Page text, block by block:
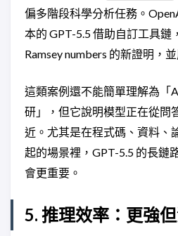
偏多階段科學分析任務。
本的 GPT-5.5 借助自訂工具鏈
Ramsey numbers 的新證明，
這類案例還不能簡單理解為「
研」，但它說明模型正在從問
近。尤其是在程式碼、資料、
起的場景裡，GPT-5.5 的長鏈
會更重要。
5. 推理效率：更強